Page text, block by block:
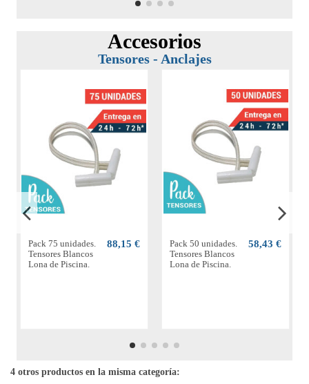
Accesorios
Tensores - Anclajes
Pack 75 unidades.
Tensores Blancos
Lona de Piscina.
88,15 €
Pack 50 unidades.
Tensores Blancos
Lona de Piscina.
58,43 €
4 otros productos en la misma categoría: